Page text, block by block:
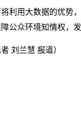
利用大数据的优势
公众环境知情权，
刘兰慧 报道）